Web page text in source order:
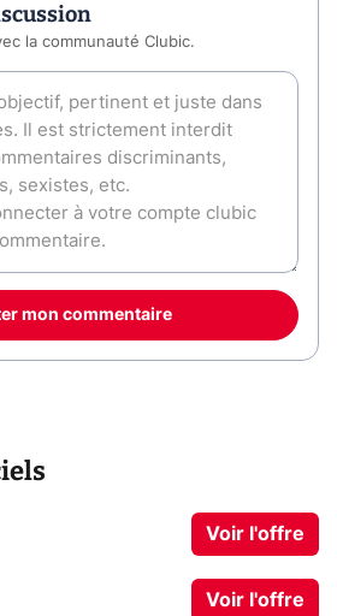
la communauté Clubic.
mon commentaire
Voir l'offre
Voir l'offre